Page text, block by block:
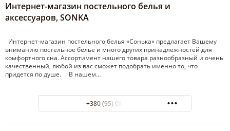
Интернет-магазин постельного белья и
аксессуаров, SONKA
Интернет-магазин постельного белья «Сонька» предлагает Вашему
вниманию постельное белье и много других принадлежностей для
комфортного сна. Ассортимент нашего товара разнообразный и очень
качественный, любой из вас сможет подобрать именно то, что
придется по душе. В нашем…
+380 (95) 087-80-14